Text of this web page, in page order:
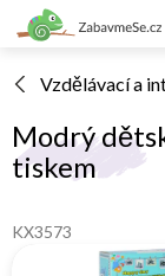
Přejít
na
Vzdělávací a
Modrý
tiskem
KX3573